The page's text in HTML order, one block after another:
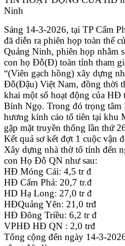
Ninh
Sáng 14-3-2026, tại TP Cẩm
đã diễn ra phiên họp toàn thể
Quảng Ninh, phiên họp nhằm
con họ Đỗ(Đ) toàn tỉnh tham
“(Viên gạch hồng) xây dựng
Đỗ(Đậu) Việt Nam, đồng thời
khai một số hoạt động của HĐ
Bính Ngọ. Trong đó trọng tâm
hương kính cáo tổ tiên tại khu
gặp mặt truyền thống lần thứ
Kết quả sơ kết đợt 1 cuộc vận
Xây dựng nhà thờ tổ tính đến
con Họ Đỗ QN như sau:
HĐ Móng Cái: 4,5 tr đ
HĐ Cẩm Phả: 20,7 tr.đ
HD Hạ Long: 27,0 tr đ
HĐQuảng Yên: 21,0 trđ
HĐ Đông Triều: 6,2 tr đ
VPHĐ HĐ QN : 2,0 trđ
Tổng cộng đến ngày 14-3-